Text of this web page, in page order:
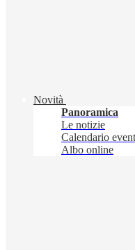
Novità
Panoramica
Le notizie
Calendario
Albo online